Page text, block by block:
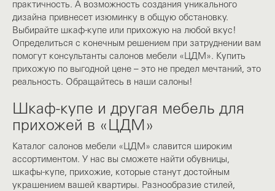
практичность. А возможность создания уникального
дизайна привнесет изюминку в общую обстановку.
Выбирайте шкаф-купе или прихожую на любой вкус!
Определиться с конечным решением при затруднении вам
помогут консультанты салонов мебели «ЦДМ». Купить
прихожую по выгодной цене – это не предел мечтаний, это
реальность. Обращайтесь в наши салоны!
Шкаф-купе и другая мебель для
прихожей в «ЦДМ»
Каталог салонов мебели «ЦДМ» славится широким
ассортиментом. У нас вы сможете найти обувницы,
шкафы-купе, прихожие, которые станут достойным
украшением вашей квартиры. Разнообразие стилей,